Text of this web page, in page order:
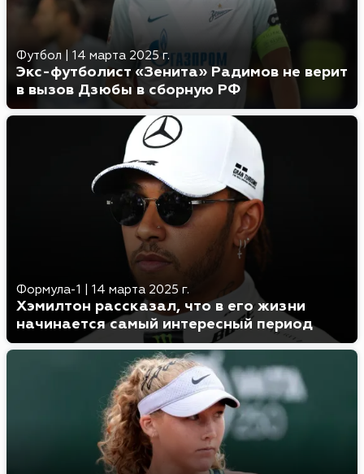
Футбол 14 марта 2025 г.
Экс-футболист «Зенита» Радимов не верит
в вызов Дзюбы в сборную РФ
Формула-1 14 марта 2025 г.
Хэмилтон рассказал, что в его жизни
начинается самый интересный период